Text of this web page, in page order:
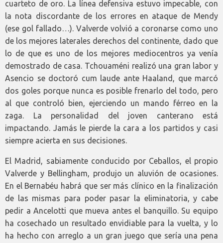
cuarteto de oro. La línea defensiva estuvo impecable, con
la nota discordante de los errores en ataque de Mendy
(ese gol fallado…). Valverde volvió a coronarse como uno
de los mejores laterales derechos del continente, dado que
lo de que es uno de los mejores mediocentros ya venía
demostrado de casa. Tchouaméni realizó una gran labor y
Asencio se doctoró cum laude ante Haaland, que marcó
dos goles porque nunca es posible frenarlo del todo, pero
al que controló bien, ejerciendo un mando férreo en la
zaga. La personalidad del joven canterano está
impactando. Jamás le pierde la cara a los partidos y casi
siempre acierta en sus decisiones.
El Madrid, sabiamente conducido por Ceballos, el propio
Valverde y Bellingham, produjo un aluvión de ocasiones.
En el Bernabéu habrá que ser más clínico en la finalización
de las mismas para poder pasar la eliminatoria, y cabe
pedir a Ancelotti que mueva antes el banquillo. Su equipo
ha cosechado un resultado envidiable para la vuelta, y lo
ha hecho con arreglo a un gran juego que sería una pena